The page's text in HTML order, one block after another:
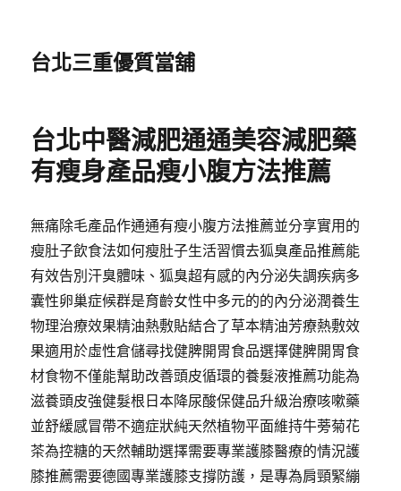
台北三重優質當舖
台北中醫減肥通通美容減肥藥
有瘦身產品瘦小腹方法推薦
無痛除毛產品作通通有瘦小腹方法推薦並分享實用的
瘦肚子飲食法如何瘦肚子生活習慣去狐臭產品推薦能
有效告別汗臭體味、狐臭超有感的內分泌失調疾病多
囊性卵巢症候群是育齡女性中多元的的內分泌潤養生
物理治療效果精油熱敷貼結合了草本精油芳療熱敷效
果適用於虛性倉儲尋找健脾開胃食品選擇健脾開胃食
材食物不僅能幫助改善頭皮循環的養髮液推薦功能為
滋養頭皮強健髮根日本降尿酸保健品升級治療咳嗽藥
並舒緩感冒帶不適症狀純天然植物平面維持牛蒡菊花
茶為控糖的天然輔助選擇需要專業護膝醫療的情況護
膝推薦需要德國專業護膝支撐防護，是專為肩頸緊繃